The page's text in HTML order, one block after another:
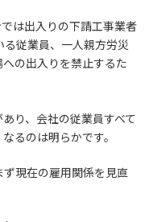
は出入りの下請工事業者
る従業員、一人親方労災
の出入りを禁止するた
り、会社の従業員すべて
るのは明らかです。
ず現在の雇用関係を見直